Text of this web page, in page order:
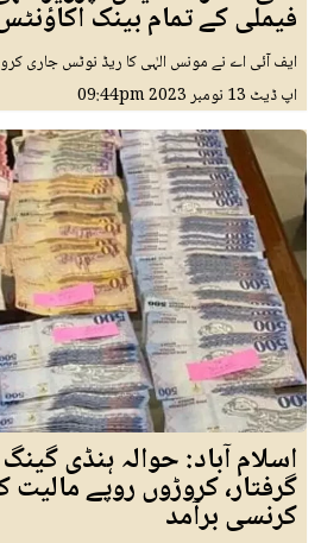
فیملی کے تمام بینک
ایف آئی اے نے مونس الہٰی کا ریڈ نوٹس جاری
اپ ڈیٹ 13 نومبر 2023 09:44pm
گرفتار، کروڑوں روپے
کرنسی برآمد